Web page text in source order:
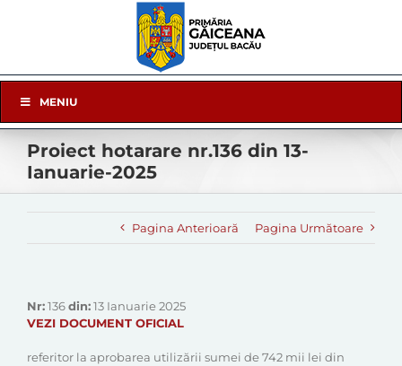
Navigation
MENIU
Proiect hotarare nr.136 din 13-
Ianuarie-2025
Pagina Anterioară Pagina Următoare
Nr:136din:13 Ianuarie 2025
VEZI DOCUMENT OFICIAL
referitor la aprobarea utilizării sumei de 742 mii lei din